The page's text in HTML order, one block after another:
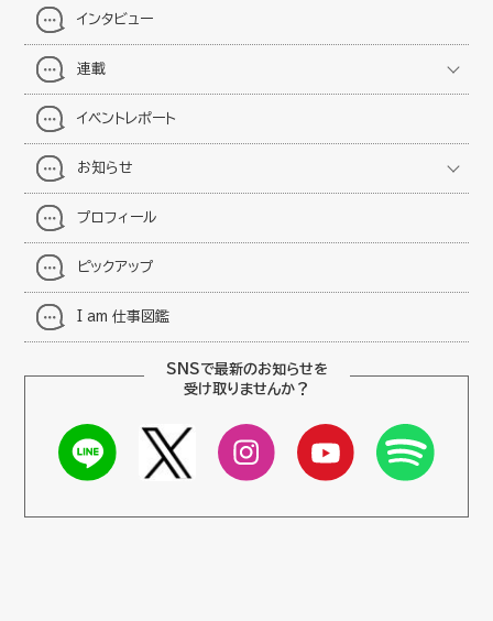
インタビュー
連載
イベントレポート
お知らせ
プロフィール
ピックアップ
I am 仕事図鑑
SNSで最新のお知らせを
受け取りませんか？